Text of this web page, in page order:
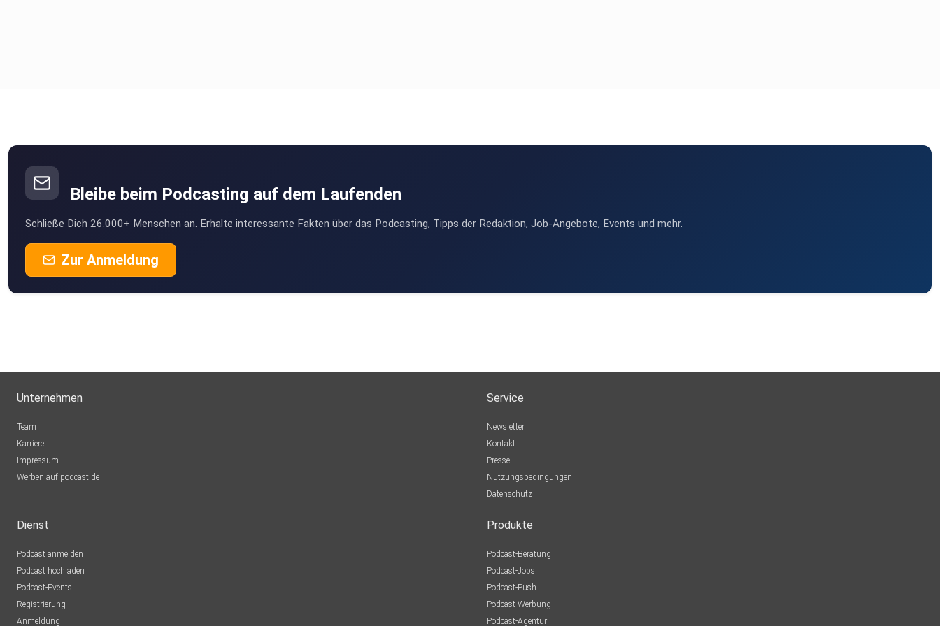
Bleibe beim Podcasting auf dem Laufenden
Schließe Dich 26.000+ Menschen an. Erhalte interessante Fakten über das Podcasting, Tipps der Redaktion, Job-Angebote, Events und mehr.
Zur Anmeldung
Unternehmen
Team
Karriere
Impressum
Werben auf podcast.de
Service
Newsletter
Kontakt
Presse
Nutzungsbedingungen
Datenschutz
Dienst
Podcast anmelden
Podcast hochladen
Podcast-Events
Registrierung
Anmeldung
Produkte
Podcast-Beratung
Podcast-Jobs
Podcast-Push
Podcast-Werbung
Podcast-Agentur